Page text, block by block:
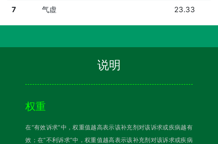
7 气虚 23.33
说明
权重
在“有效诉求”中，权重值越高表示该补充剂对该诉求或疾病越有
效；在“不利诉求”中，权重值越高表示该补充剂对该诉求或疾病